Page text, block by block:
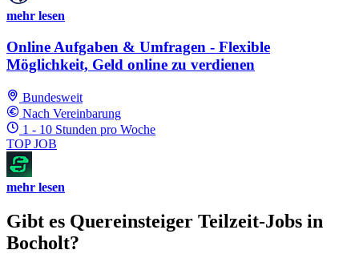
mehr lesen
Online Aufgaben & Umfragen - Flexible
Möglichkeit, Geld online zu verdienen
Bundesweit
Nach Vereinbarung
1 - 10 Stunden pro Woche
TOP JOB
mehr lesen
Gibt es Quereinsteiger Teilzeit-Jobs in
Bocholt?